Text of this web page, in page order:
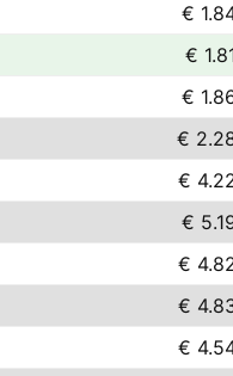
€
€
€
€
€
€
€
€
€